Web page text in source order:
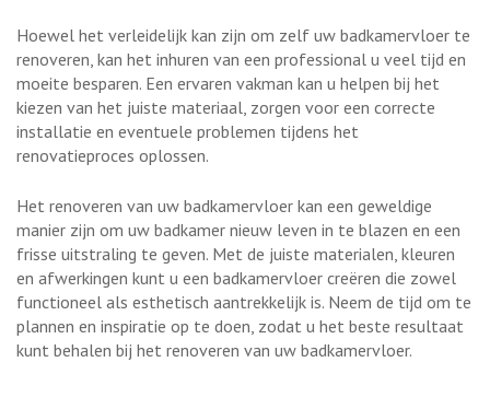
Hoewel het verleidelijk kan zijn om zelf uw badkamervloer te
renoveren, kan het inhuren van een professional u veel tijd en
moeite besparen. Een ervaren vakman kan u helpen bij het
kiezen van het juiste materiaal, zorgen voor een correcte
installatie en eventuele problemen tijdens het
renovatieproces oplossen.
Het renoveren van uw badkamervloer kan een geweldige
manier zijn om uw badkamer nieuw leven in te blazen en een
frisse uitstraling te geven. Met de juiste materialen, kleuren
en afwerkingen kunt u een badkamervloer creëren die zowel
functioneel als esthetisch aantrekkelijk is. Neem de tijd om te
plannen en inspiratie op te doen, zodat u het beste resultaat
kunt behalen bij het renoveren van uw badkamervloer.